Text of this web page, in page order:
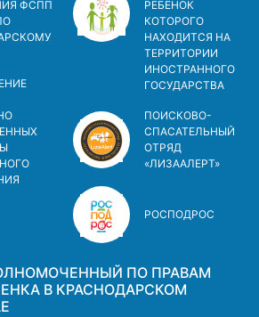
ФСПП
РЕБЕНОК
КОТОРОГО
НАХОДИТСЯ НА
ТЕРРИТОРИИ
ИНОСТРАННОГО
ГОСУДАРСТВА
ПОИСКОВО-
СПАСАТЕЛЬНЫЙ
ОТРЯД
«ЛИЗААЛЕРТ»
РОСПОДРОС
ПО ПРАВАМ
В КРАСНОДАРСКОМ